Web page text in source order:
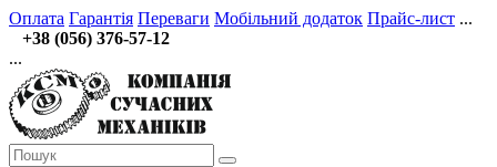
Оплата Гарантія Переваги Мобільний додаток Прайс-лист ...
+38 (056) 376-57-12
...